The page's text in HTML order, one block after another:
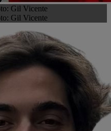
Gil Vicente
Gil Vicente